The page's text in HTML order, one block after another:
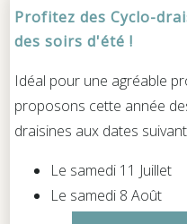
Profitez des Cyclo-
des soirs d'été !
Idéal pour une agréable
proposons cette année
draisines aux dates
Le samedi 11 Juillet
Le samedi 8 Août